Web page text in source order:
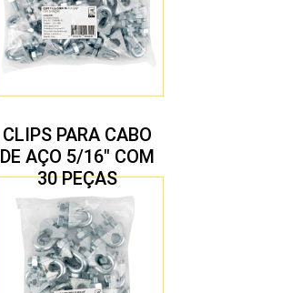
CLIPS PARA CABO
DE AÇO 5/16″ COM
30 PEÇAS